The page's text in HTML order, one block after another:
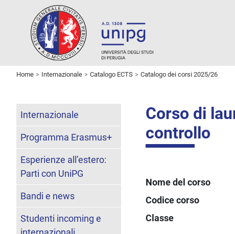
Home Internazionale Catalogo ECTS Catalogo dei corsi 2025/26
Corso di
controllo
Nome del corso
Codice corso
Classe
Internazionale
Programma Erasmus+
Esperienze all’estero:
Parti con UniPG
Bandi e news
Studenti incoming e